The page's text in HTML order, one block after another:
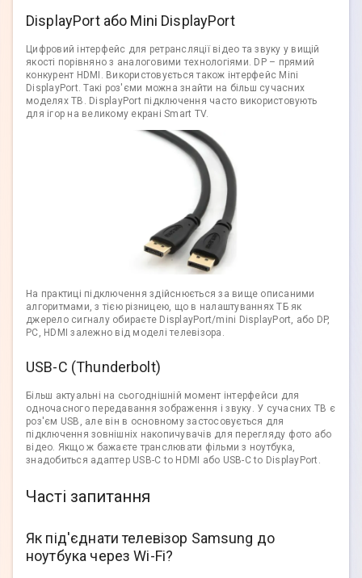
DisplayPort або Mini DisplayPort
Цифровий інтерфейс для ретрансляції відео та звуку у вищій
якості порівняно з аналоговими технологіями. DP – прямий
конкурент HDMI. Використовується також інтерфейс Mini
DisplayPort. Такі роз'єми можна знайти на більш сучасних
моделях ТВ. DisplayPort підключення часто використовують
для ігор на великому екрані Smart TV.
На практиці підключення здійснюється за вище описаними
алгоритмами, з тією різницею, що в налаштуваннях ТБ як
джерело сигналу обираєте DisplayPort/mini DisplayPort, або DP,
PC, HDMI залежно від моделі телевізора.
USB-C (Thunderbolt)
Більш актуальні на сьогоднішній момент інтерфейси для
одночасного передавання зображення і звуку. У сучасних ТВ є
роз'єм USB, але він в основному застосовується для
підключення зовнішніх накопичувачів для перегляду фото або
відео. Якщо ж бажаєте транслювати фільми з ноутбука,
знадобиться адаптер USB-C to HDMI або USB-C to DisplayPort.
Часті запитання
Як під'єднати телевізор Samsung до
ноутбука через Wi-Fi?